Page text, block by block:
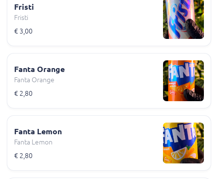
Fristi
Fristi
€ 3,00
Fanta Orange
Fanta Orange
€ 2,80
Fanta Lemon
Fanta Lemon
€ 2,80